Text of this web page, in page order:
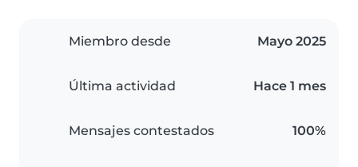
Miembro desde Mayo 2025
Última actividad Hace 1 mes
Mensajes contestados 100%